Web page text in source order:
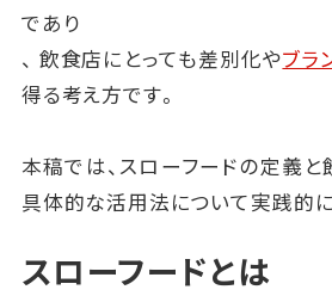
であり
、 飲食店にとっても差別化やブラ
得る考え方です。
本稿では、スローフードの定義
具体的な活用法について実践的に
スローフードとは